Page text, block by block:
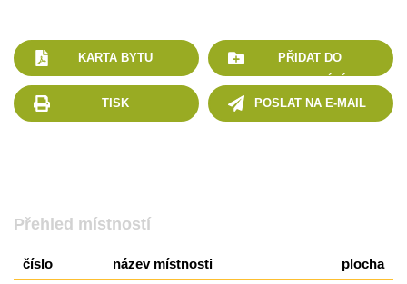
KARTA BYTU
PŘIDAT DO
TISK
POSLAT NA E-MAIL
Přehled místností
číslo název místnosti plocha